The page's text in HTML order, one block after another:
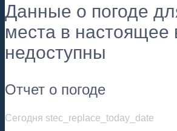
Данные о погоде
места в настоящее
недоступны
Отчет о погоде
Сегодня stec_replace_today_date